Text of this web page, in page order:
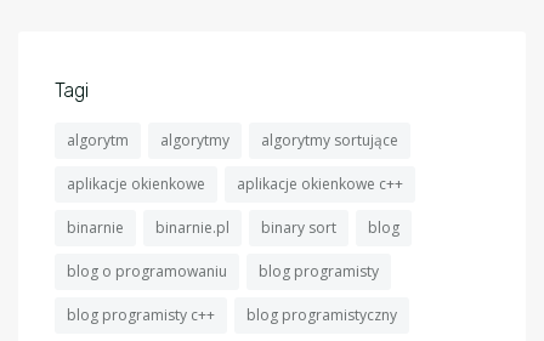
Tagi
algorytm algorytmy algorytmy sortujące
aplikacje okienkowe aplikacje okienkowe c++
binarnie binarnie.pl binary sort blog
blog o programowaniu blog programisty
blog programisty c++ blog programistyczny